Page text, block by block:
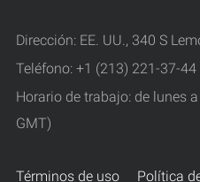
Dirección: EE. UU., 340 S
Teléfono: +1 (213) 221-37-44
Horario de trabajo: de lunes
GMT)
Términos de uso Política